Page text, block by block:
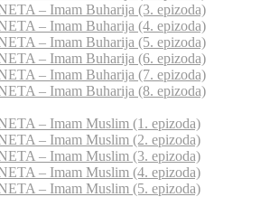
– Imam Buharija (3. epizoda)
– Imam Buharija (4. epizoda)
– Imam Buharija (5. epizoda)
– Imam Buharija (6. epizoda)
– Imam Buharija (7. epizoda)
– Imam Buharija (8. epizoda)
– Imam Muslim (1. epizoda)
– Imam Muslim (2. epizoda)
– Imam Muslim (3. epizoda)
– Imam Muslim (4. epizoda)
– Imam Muslim (5. epizoda)